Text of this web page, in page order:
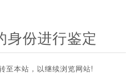
身份进行鉴定
至本站，以继续浏览网站!